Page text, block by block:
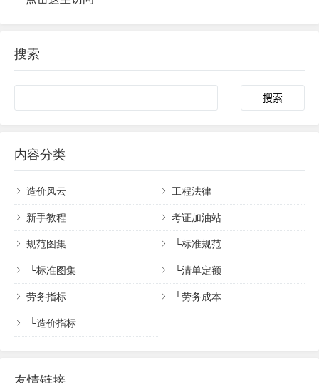
搜索
内容分类
造价风云 工程法律
新手教程 考证加油站
规范图集 └标准规范
└标准图集 └清单定额
劳务指标 └劳务成本
└造价指标